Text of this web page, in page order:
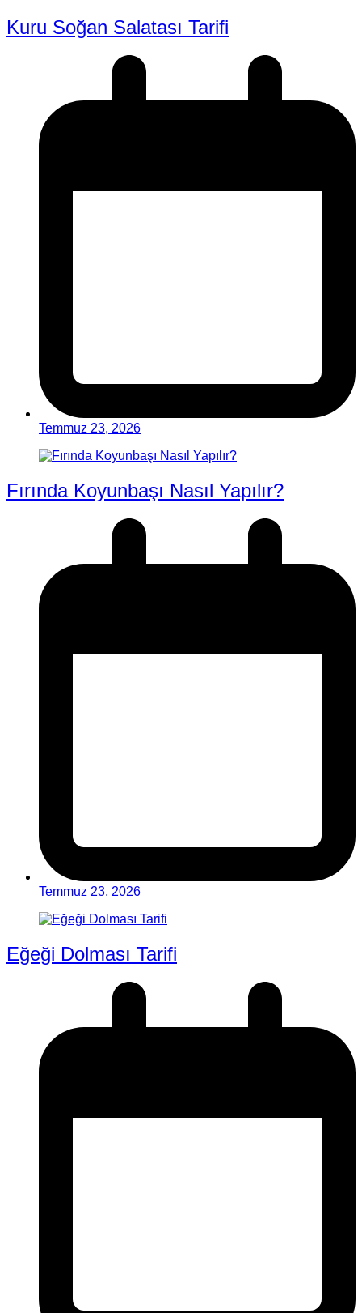
Kuru Soğan Salatası Tarifi
Temmuz 23, 2026
Fırında Koyunbaşı Nasıl Yapılır?
Temmuz 23, 2026
Eğeği Dolması Tarifi